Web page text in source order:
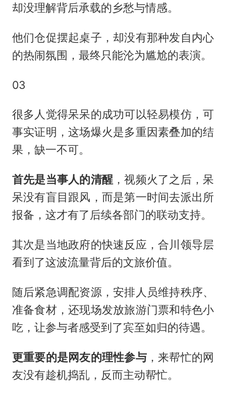
却没理解背后承载的乡愁与情感。
他们仓促摆起桌子，却没有那种发自内心
的热闹氛围，最终只能沦为尴尬的表演。
03
很多人觉得呆呆的成功可以轻易模仿，可
事实证明，这场爆火是多重因素叠加的结
果，缺一不可。
首先是当事人的清醒 ，视频火了之后，呆
呆没有盲目跟风，而是第一时间去派出所
报备，这才有了后续各部门的联动支持。
其次是当地政府的快速反应，合川领导层
看到了这波流量背后的文旅价值。
随后紧急调配资源，安排人员维持秩序、
准备食材，还现场发放旅游门票和特色小
吃，让参与者感受到了宾至如归的待遇。
更重要的是网友的理性参与，来帮忙的网
友没有趁机捣乱，反而主动帮忙。